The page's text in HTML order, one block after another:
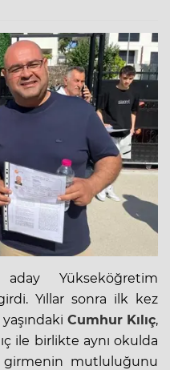
Yükseköğretim
Yıllar sonra ilk kez
Cumhur Kılıç,
ile birlikte aynı okulda
girmenin mutluluğunu